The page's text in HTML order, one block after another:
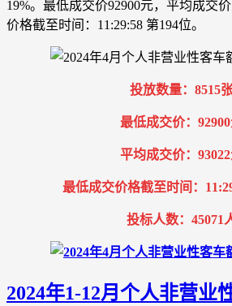
19%。最低成交价92900元，平均成交
价格截至时间：11:29:58 第194位。
投放数量：8515
最低成交价：
平均成交价：
最低成交价格截至时间：
投标人数：45071
2024年1-12月个人非营业